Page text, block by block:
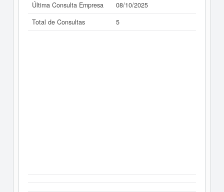
Última Consulta Empresa
08/10/2025
Total de Consultas
5